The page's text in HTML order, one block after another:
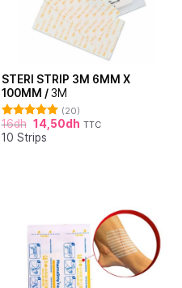
STERI STRIP 3M 6MM X
100MM /3M
Note 4.95
sur 5
(20)
16dh 14,50dh TTC
10 Strips